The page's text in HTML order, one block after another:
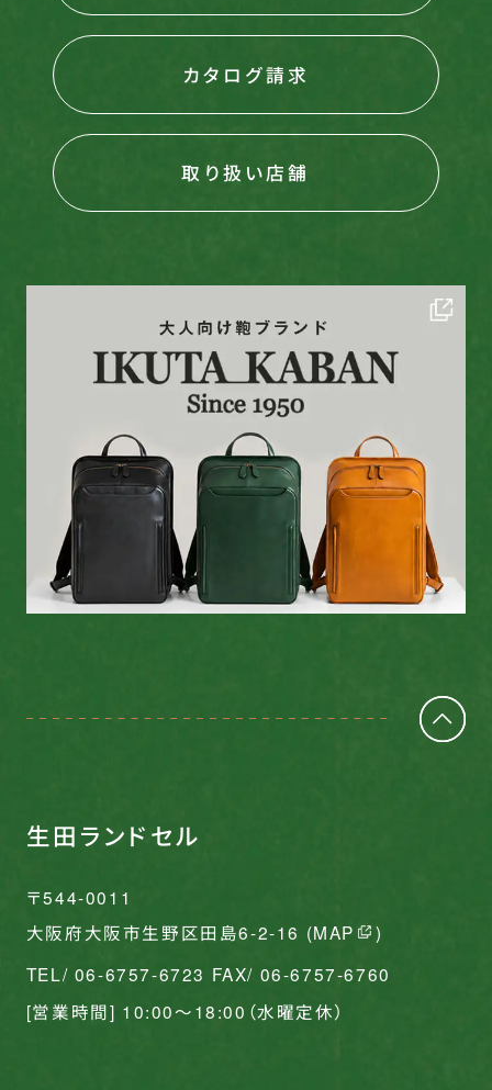
カタログ請求
取り扱い店舗
生田ランドセル
〒544-0011
大阪府大阪市生野区田島6-2-16 (MAP
)
TEL/ 06-6757-6723 FAX/ 06-6757-6760
[営業時間] 10:00〜18:00（水曜定休）